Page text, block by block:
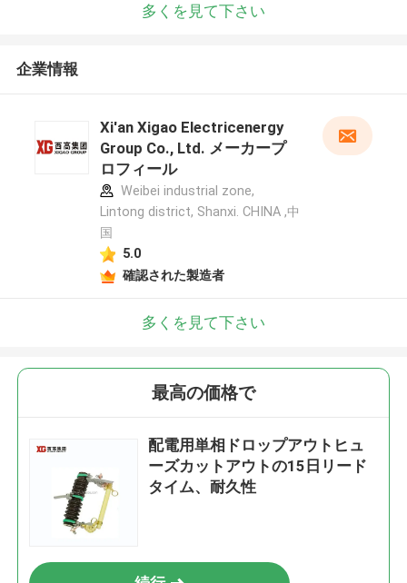
多くを見て下さい
企業情報
Xi'an Xigao Electricenergy
Group Co., Ltd. メーカープ
ロフィール
Weibei industrial zone,
Lintong district, Shanxi. CHINA ,中
国
5.0
確認された製造者
多くを見て下さい
最高の価格で
配電用単相ドロップアウトヒュ
ーズカットアウトの15日リード
タイム、耐久性